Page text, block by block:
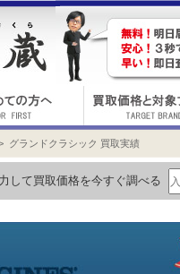
グランドクラシック 買取実績
して買取価格を今すぐ調べる